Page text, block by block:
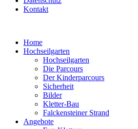
Kontakt
Home
Hochseilgarten
Hochseilgarten
Die Parcours
Der Kinderparcours
Sicherheit
Bilder
Kletter-Bau
Falckensteiner Strand
Angebote